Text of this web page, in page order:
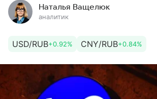
Наталья Ващелюк
аналитик
USD/RUB+0.92% CNY/RUB+0.84%